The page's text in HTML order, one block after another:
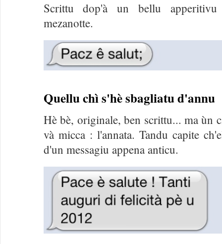
Scrittu dop'à un bellu
mezanotte.
Quellu chì s'hè sbagliatu d'annu
Hè bè, originale, ben scrittu... ma ùn
và micca : l'annata. Tandu capite
d'un messagiu appena anticu.